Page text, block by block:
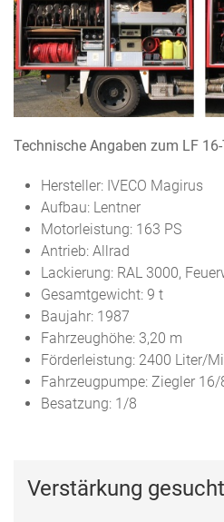
Technische Angaben zum LF
Hersteller: IVECO Magirus
Aufbau: Lentner
Motorleistung: 163 PS
Antrieb: Allrad
Lackierung: RAL 3000,
Gesamtgewicht: 9 t
Baujahr: 1987
Fahrzeughöhe: 3,20 m
Förderleistung: 2400 Liter/
Fahrzeugpumpe: Ziegler
Besatzung: 1/8
Verstärkung